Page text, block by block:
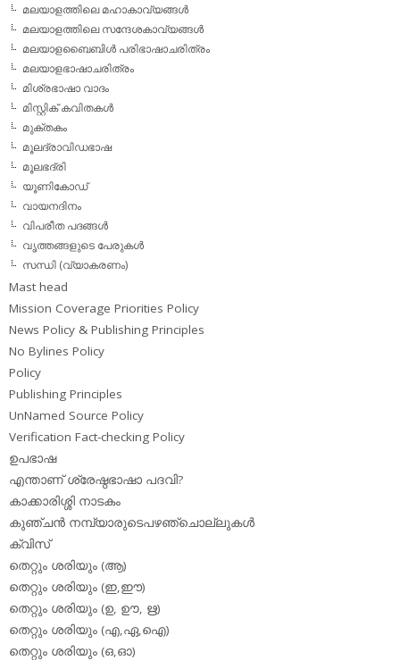
മലയാളത്തിലെ മഹാകാവ്യങ്ങള്‍
മലയാളത്തിലെ സന്ദേശകാവ്യങ്ങള്‍
മലയാളബൈബിള്‍ പരിഭാഷാചരിത്രം
മലയാളഭാഷാചരിത്രം
മിശ്രഭാഷാ വാദം
മിസ്റ്റിക് കവിതകള്‍
മുക്തകം
മൂലദ്രാവിഡഭാഷ
മൂലഭദ്രി
യൂണികോഡ്
വായനദിനം
വിപരീത പദങ്ങള്‍
വൃത്തങ്ങളുടെ പേരുകള്‍
സന്ധി (വ്യാകരണം)
Mast head
Mission Coverage Priorities Policy
News Policy & Publishing Principles
No Bylines Policy
Policy
Publishing Principles
UnNamed Source Policy
Verification Fact-checking Policy
ഉപഭാഷ
എന്താണ് ശ്രേഷ്ഠഭാഷാ പദവി?
കാക്കാരിശ്ശി നാടകം
കുഞ്ചന്‍ നമ്പ്യാരുടെപഴഞ്ചൊല്ലുകള്‍
ക്വിസ്
തെറ്റും ശരിയും (ആ)
തെറ്റും ശരിയും (ഇ,ഈ)
തെറ്റും ശരിയും (ഉ, ഊ, ഋ)
തെറ്റും ശരിയും (എ,ഏ,ഐ)
തെറ്റും ശരിയും (ഒ,ഓ)